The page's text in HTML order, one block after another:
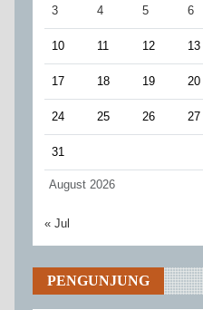
August 2026
3 4 5 6
10 11 12 13
17 18 19 20
24 25 26 27
31
« Jul
PENGUNJUNG